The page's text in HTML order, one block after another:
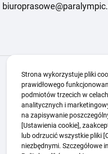
Igrzyska Paralimpijskie
Kwalifikacje ZSK
Kluby
Edukacja
Polityka Ochrony
Strona wykorzystuje pliki
prawidłowego
podmiotów trzecich w
analitycznych i
na zapisywanie
[Ustawienia cookie],
lub odrzucić wszystkie pliki
niezbędnymi. Szczegółowe